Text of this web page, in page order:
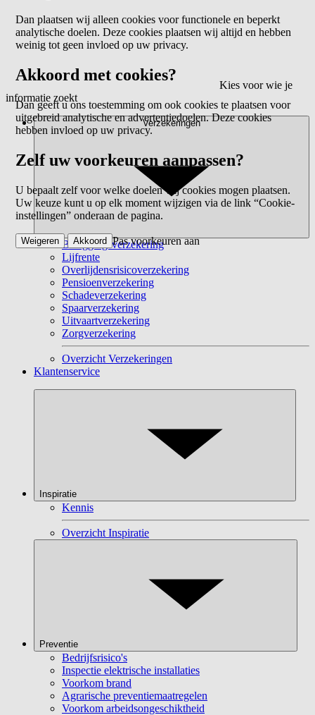
Kies voor wie je
informatie zoekt
Verzekeringen
Beleggingsverzekering
Lijfrente
Overlijdensrisicoverzekering
Pensioenverzekering
Schadeverzekering
Spaarverzekering
Uitvaartverzekering
Zorgverzekering
Overzicht Verzekeringen
Klantenservice
Inspiratie
Kennis
Overzicht Inspiratie
Preventie
Bedrijfsrisico's
Inspectie elektrische installaties
Voorkom brand
Agrarische preventiemaatregelen
Voorkom arbeidsongeschiktheid
Dan plaatsen wij alleen cookies voor functionele en beperkt
analytische doelen. Deze cookies plaatsen wij altijd en hebben
weinig tot geen invloed op uw privacy.
Akkoord met cookies?
Dan geeft u ons toestemming om ook cookies te plaatsen voor
uitgebreid analytische en advertentiedoelen. Deze cookies
hebben invloed op uw privacy.
Zelf uw voorkeuren aanpassen?
U bepaalt zelf voor welke doelen wij cookies mogen plaatsen.
Uw keuze kunt u op elk moment wijzigen via de link “Cookie-
instellingen” onderaan de pagina.
Pas voorkeuren aan
Weigeren Akkoord